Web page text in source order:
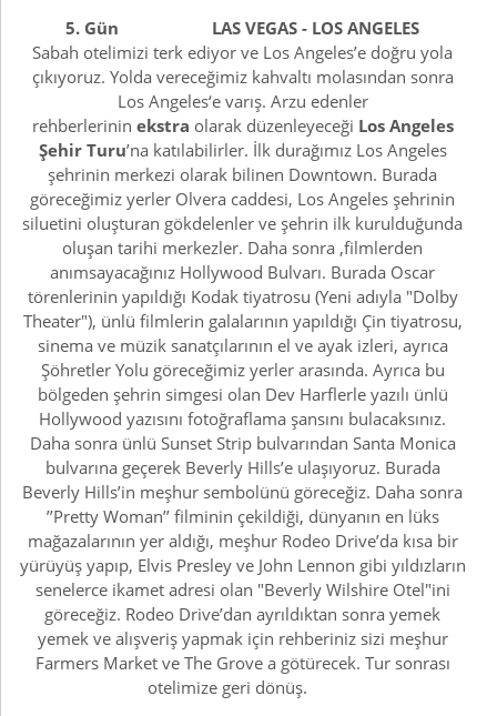
5. Gün LAS VEGAS - LOS ANGELES
Sabah otelimizi terk ediyor ve Los Angeles’e doğru yola
çıkıyoruz. Yolda vereceğimiz kahvaltı molasından sonra
Los Angeles‘e varış. Arzu edenler
rehberlerinin ekstra olarak düzenleyeceği Los Angeles
Şehir Turu’na katılabilirler. İlk durağımız Los Angeles
şehrinin merkezi olarak bilinen Downtown. Burada
göreceğimiz yerler Olvera caddesi, Los Angeles şehrinin
siluetini oluşturan gökdelenler ve şehrin ilk kurulduğunda
oluşan tarihi merkezler. Daha sonra ,filmlerden
anımsayacağınız Hollywood Bulvarı. Burada Oscar
törenlerinin yapıldığı Kodak tiyatrosu (Yeni adıyla "Dolby
Theater"), ünlü filmlerin galalarının yapıldığı Çin tiyatrosu,
sinema ve müzik sanatçılarının el ve ayak izleri, ayrıca
Şöhretler Yolu göreceğimiz yerler arasında. Ayrıca bu
bölgeden şehrin simgesi olan Dev Harflerle yazılı ünlü
Hollywood yazısını fotoğraflama şansını bulacaksınız.
Daha sonra ünlü Sunset Strip bulvarından Santa Monica
bulvarına geçerek Beverly Hills’e ulaşıyoruz. Burada
Beverly Hills’in meşhur sembolünü göreceğiz. Daha sonra
’’Pretty Woman’’ filminin çekildiği, dünyanın en lüks
mağazalarının yer aldığı, meşhur Rodeo Drive’da kısa bir
yürüyüş yapıp, Elvis Presley ve John Lennon gibi yıldızların
senelerce ikamet adresi olan "Beverly Wilshire Otel"ini
göreceğiz. Rodeo Drive’dan ayrıldıktan sonra yemek
yemek ve alışveriş yapmak için rehberiniz sizi meşhur
Farmers Market ve The Grove a götürecek. Tur sonrası
otelimize geri dönüş.